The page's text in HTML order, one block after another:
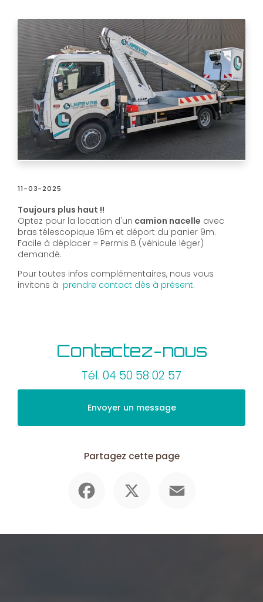
11-03-2025
Toujours plus haut !!
Optez pour la location d'un camion nacelle avec
bras télescopique 16m et déport du panier 9m.
Facile à déplacer = Permis B (véhicule léger)
demandé.
Pour toutes infos complémentaires, nous vous
invitons à prendre contact dès à présent.
Contactez-nous
Tél. 04 50 58 02 57
Envoyer un message
Partagez cette page